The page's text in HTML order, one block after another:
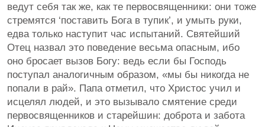
ведут себя так же, как те первосвященники: они тоже
стремятся ‘поставить Бога в тупик’, и умыть руки,
едва только наступит час испытаний. Святейший
Отец назвал это поведение весьма опасным, ибо
оно бросает вызов Богу: ведь если бы Господь
поступал аналогичным образом, «мы бы никогда не
попали в рай». Папа отметил, что Христос учил и
исцелял людей, и это вызывало смятение среди
первосвященников и старейшин: доброта и забота